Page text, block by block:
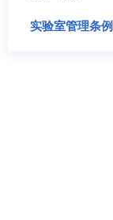
实验室管理条例